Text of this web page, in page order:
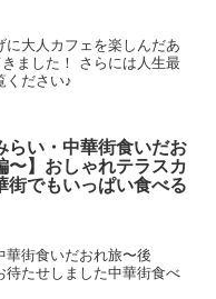
大人カフェを楽しんだあ
ました！ さらには人生最
ください♪
らい・中華街食いだお
〜】おしゃれテラスカ
街でもいっぱい食べる
街食いだおれ旅〜後
待たせしました中華街食べ